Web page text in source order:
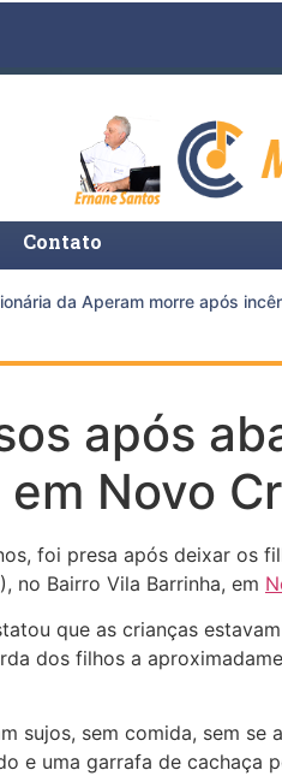
Contato
da Aperam morre após
após
Novo
foi presa após deixar os
no Bairro Vila Barrinha, em
que as crianças
dos filhos a
sujos, sem comida, sem se
e uma garrafa de cachaça